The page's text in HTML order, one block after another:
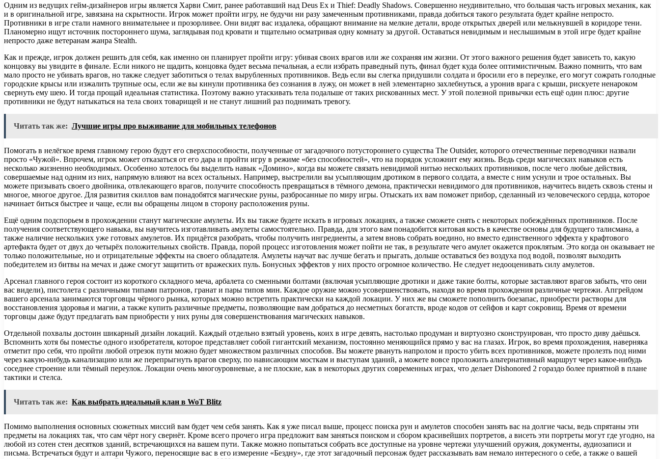
Одним из ведущих гейм-дизайнеров игры является Харви Смит, ранее работавший над Deus Ex и Thief: Deadly Shadows. Совершенно неудивительно, что большая часть игровых механик, как
и в оригинальной игре, завязана на скрытности. Игрок может пройти игру, не будучи ни разу замеченным противниками, правда добиться такого результата будет крайне непросто.
Противники в игре стали намного внимательнее и прозорливее. Они видят вас издалека, обращают внимание на мелкие детали, вроде открытых дверей или мелькнувшей в коридоре тени.
Планомерно ищут источник постороннего шума, заглядывая под кровати и тщательно осматривая одну комнату за другой. Оставаться невидимым и неслышимым в этой игре будет крайне
непросто даже ветеранам жанра Stealth.
Как и прежде, игрок должен решить для себя, как именно он планирует пройти игру: убивая своих врагов или же сохраняя им жизни. От этого важного решения будет зависеть то, какую
концовку вы увидите в финале. Если никого не щадить, концовка будет весьма печальная, а если избрать праведный путь, финал будет куда более оптимистичным. Важно помнить, что вам
мало просто не убивать врагов, но также следует заботиться о телах вырубленных противников. Ведь если вы слегка придушили солдата и бросили его в переулке, его могут сожрать голодные
городские крысы или изжалить трупные осы, если же вы кинули противника без сознания в лужу, он может в ней элементарно захлебнуться, а уронив врага с крыши, рискуете ненароком
свернуть ему шею. И тогда прощай идеальная статистика. Поэтому важно утаскивать тела подальше от таких рискованных мест. У этой полезной привычки есть ещё один плюс: другие
противники не будут натыкаться на тела своих товарищей и не станут лишний раз поднимать тревогу.
Читать так же: Лучшие игры про выживание для мобильных телефонов
Помогать в нелёгкое время главному герою будут его сверхспособности, полученные от загадочного потустороннего существа The Outsider, которого отечественные переводчики назвали
просто «Чужой». Впрочем, игрок может отказаться от его дара и пройти игру в режиме «без способностей», что на порядок усложнит ему жизнь. Ведь среди магических навыков есть
несколько жизненно необходимых. Особенно хотелось бы выделить навык «Домино», когда вы можете связать невидимой нитью нескольких противников, после чего любые действия,
совершаемые над одним из них, напрямую влияют на всех остальных. Например, выстрелили вы усыпляющим дротиком в первого солдата, а вместе с ним уснули и трое остальных. Вы
можете призывать своего двойника, отвлекающего врагов, получите способность превращаться в тёмного демона, практически невидимого для противников, научитесь видеть сквозь стены и
многое, многое другое. Для развития скиллов вам понадобятся магические руны, разбросанные по миру игры. Отыскать их вам поможет прибор, сделанный из человеческого сердца, которое
начинает биться быстрее и чаще, если вы обращены лицом в сторону расположения руны.
Ещё одним подспорьем в прохождении станут магические амулеты. Их вы также будете искать в игровых локациях, а также сможете снять с некоторых побеждённых противников. После
получения соответствующего навыка, вы научитесь изготавливать амулеты самостоятельно. Правда, для этого вам понадобится китовая кость в качестве основы для будущего талисмана, а
также наличие нескольких уже готовых амулетов. Их придётся разобрать, чтобы получить ингредиенты, а затем вновь собрать воедино, но вместо единственного эффекта у крафтового
артефакта будет от двух до четырёх положительных свойств. Правда, порой процесс изготовления может пойти не так, в результате чего амулет окажется проклятым. Это когда он оказывает не
только положительные, но и отрицательные эффекты на своего обладателя. Амулеты научат вас лучше бегать и прыгать, дольше оставаться без воздуха под водой, позволят выходить
победителем из битвы на мечах и даже смогут защитить от вражеских пуль. Бонусных эффектов у них просто огромное количество. Не следует недооценивать силу амулетов.
Арсенал главного героя состоит из короткого складного меча, арбалета со сменными болтами (включая усыпляющие дротики и даже такие болты, которые заставляют врагов забыть, что они
вас видели), пистолета с различными типами патронов, гранат и пары типов мин. Каждое оружие можно усовершенствовать, находя во время прохождения различные чертежи. Апгрейдом
вашего арсенала занимаются торговцы чёрного рынка, которых можно встретить практически на каждой локации. У них же вы сможете пополнить боезапас, приобрести растворы для
восстановления здоровья и магии, а также купить различные предметы, позволяющие вам добраться до несметных богатств, вроде кодов от сейфов и карт сокровищ. Время от времени
торговцы даже будут предлагать вам приобрести у них руны для совершенствования магических навыков.
Отдельной похвалы достоин шикарный дизайн локаций. Каждый отдельно взятый уровень, коих в игре девять, настолько продуман и виртуозно сконструирован, что просто диву даёшься.
Вспомнить хотя бы поместье одного изобретателя, которое представляет собой гигантский механизм, постоянно меняющийся прямо у вас на глазах. Игрок, во время прохождения, наверняка
отметит про себя, что пройти любой отрезок пути можно будет множеством различных способов. Вы можете рвануть напролом и просто убить всех противников, можете пролезть под ними
через какую-нибудь канализацию или же перепрыгнуть врагов сверху, по нависающим мосткам и выступам зданий, а можете вовсе проложить альтернативный маршрут через какое-нибудь
соседнее строение или тёмный переулок. Локации очень многоуровневые, а не плоские, как в некоторых других современных играх, что делает Dishonored 2 гораздо более приятной в плане
тактики и стелса.
Читать так же: Как выбрать идеальный клан в WoT Blitz
Помимо выполнения основных сюжетных миссий вам будет чем себя занять. Как я уже писал выше, процесс поиска рун и амулетов способен занять вас на долгие часы, ведь спрятаны эти
предметы на локациях так, что сам чёрт ногу свернёт. Кроме всего прочего игра предложит вам заняться поиском и сбором красивейших портретов, а висеть эти портреты могут где угодно, на
любой из сотен стен десятков зданий, встречающихся на вашем пути. Также можно попытаться собрать все доступные на уровне чертежи улучшений оружия, документы, аудиозаписи и
письма. Встречаться будут и алтари Чужого, переносящие вас в его измерение «Бездну», где этот загадочный персонаж будет рассказывать вам немало интересного о себе, а также о вашей